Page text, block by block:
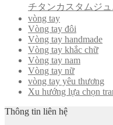
チタンカスタムジ
vòng tay
Vòng tay đôi
Vòng tay handmade
Vòng tay khắc chữ
Vòng tay nam
Vòng tay nữ
vòng tay yêu thương
Xu hướng lựa chọn
Thông tin liên hệ